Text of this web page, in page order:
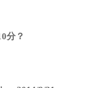
分？